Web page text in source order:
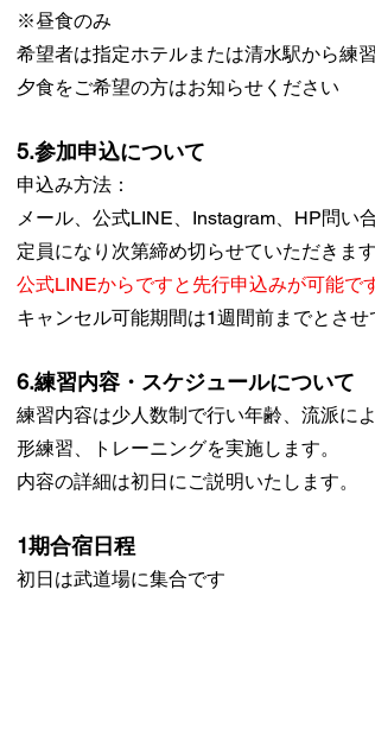
※昼食のみ
希望者は指定ホテルまたは清水駅から練
夕食をご希望の方はお知らせください
5.参加申込について
申込み方法：
メール、公式LINE、Instagram、HP問い
定員になり次第締め切らせていただきます
公式LINEからですと先行申込みが可能で
キャンセル可能期間は1週間前までとさせ
6.練習内容・スケジュールについて
練習内容は少人数制で行い年齢、流派に
形練習、トレーニングを実施します。
内容の詳細は初日にご説明いたします。
1期合宿日程
初日は武道場に集合です